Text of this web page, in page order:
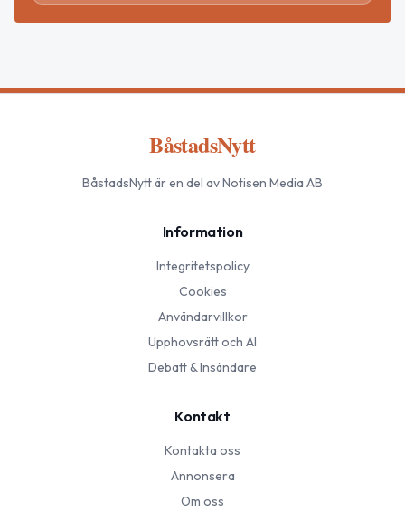
BåstadsNytt
BåstadsNyttär en del av Notisen Media AB
Information
Integritetspolicy
Cookies
Användarvillkor
Upphovsrätt och AI
Debatt & Insändare
Kontakt
Kontakta oss
Annonsera
Om oss